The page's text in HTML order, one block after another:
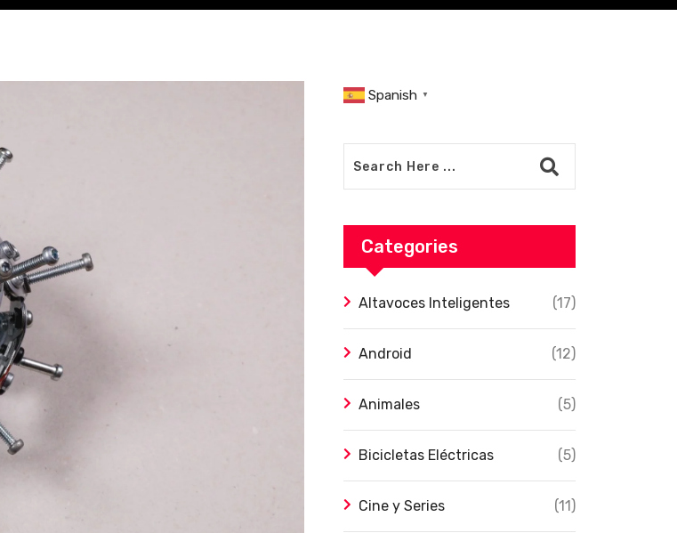
Spanish ▼
Categories
Altavoces Inteligentes (17)
Android (12)
Animales (5)
Bicicletas Eléctricas (5)
Cine y Series (11)